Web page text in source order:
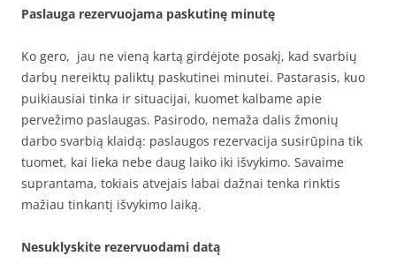
Paslauga rezervuojama paskutinę minutę
Ko gero, jau ne vieną kartą girdėjote posakį, kad svarbių
darbų nereiktų paliktų paskutinei minutei. Pastarasis, kuo
puikiausiai tinka ir situacijai, kuomet kalbame apie
pervežimo paslaugas. Pasirodo, nemaža dalis žmonių
darbo svarbią klaidą: paslaugos rezervacija susirūpina tik
tuomet, kai lieka nebe daug laiko iki išvykimo. Savaime
suprantama, tokiais atvejais labai dažnai tenka rinktis
mažiau tinkantį išvykimo laiką.
Nesuklyskite rezervuodami datą